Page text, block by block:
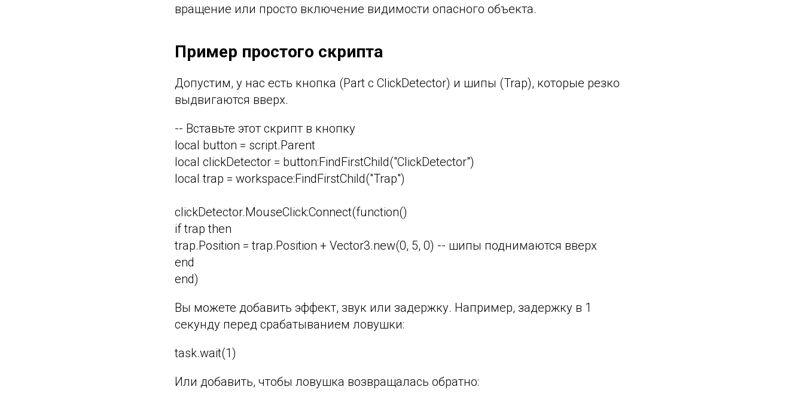
вращение или просто включение видимости опасного объекта.
Пример простого скрипта
Допустим, у нас есть кнопка (Part с ClickDetector) и шипы (Trap), которые резко
выдвигаются вверх.
-- Вставьте этот скрипт в кнопку
local button = script.Parent
local clickDetector = button:FindFirstChild("ClickDetector")
local trap = workspace:FindFirstChild("Trap")
clickDetector.MouseClick:Connect(function()
if trap then
trap.Position = trap.Position + Vector3.new(0, 5, 0) -- шипы поднимаются вверх
end
end)
Вы можете добавить эффект, звук или задержку. Например, задержку в 1
секунду перед срабатыванием ловушки:
task.wait(1)
Или добавить, чтобы ловушка возвращалась обратно: